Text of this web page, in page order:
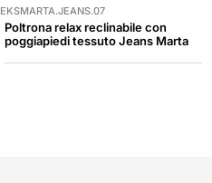
EKSMARTA.JEANS.07
Poltrona relax reclinabile con
poggiapiedi tessuto Jeans Marta